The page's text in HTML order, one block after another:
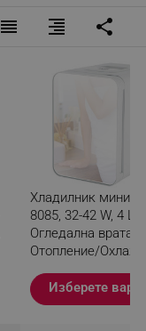
reorder format_align_right share
Хладилник мини
8085, 32-42 W, 4 L,
Огледална врата,
Отопление/
Изберете